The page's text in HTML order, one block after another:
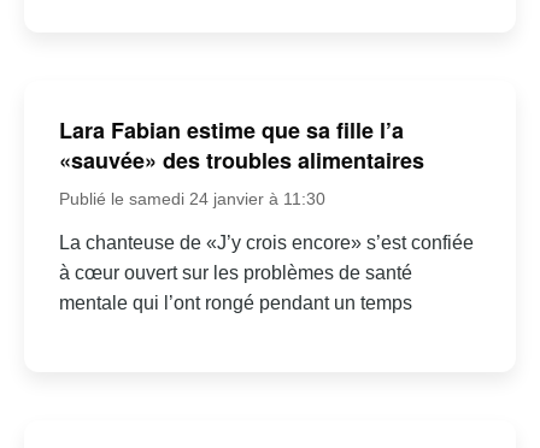
Lara Fabian estime que sa fille l’a
«sauvée» des troubles alimentaires
Publié le samedi 24 janvier à 11:30
La chanteuse de «J’y crois encore» s’est confiée
à cœur ouvert sur les problèmes de santé
mentale qui l’ont rongé pendant un temps